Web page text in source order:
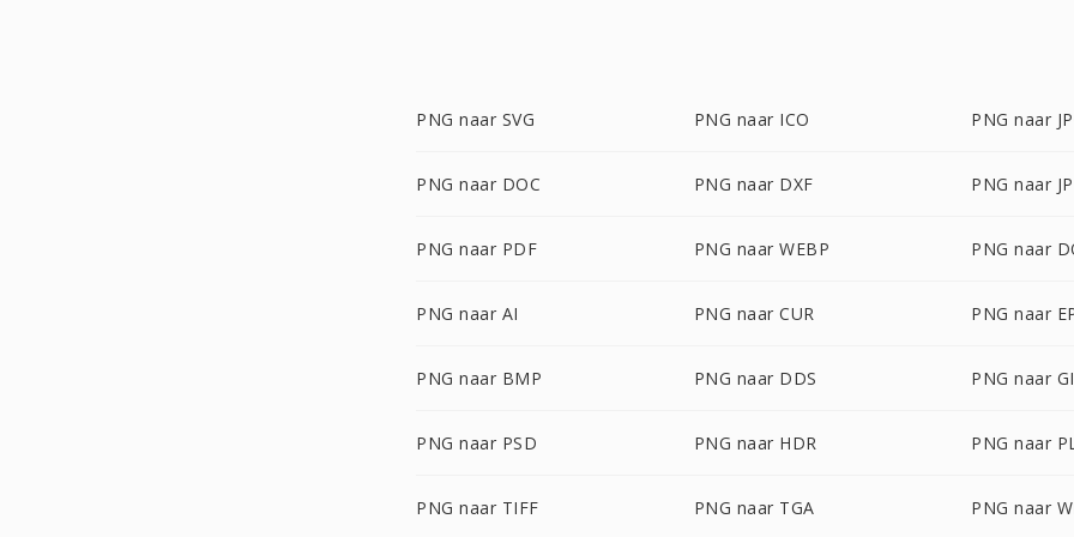
PNG naar SVG PNG naar ICO PNG naar
PNG naar DOC PNG naar DXF PNG naar
PNG naar PDF PNG naar WEBP PNG naar
PNG naar AI PNG naar CUR PNG naar
PNG naar BMP PNG naar DDS PNG naar
PNG naar PSD PNG naar HDR PNG naar
PNG naar TIFF PNG naar TGA PNG naar